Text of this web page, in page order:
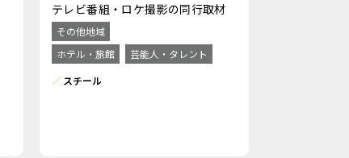
テレビ番組・ロケ撮影の同行取材
その他地域
ホテル・旅館
芸能人・タレント
スチール